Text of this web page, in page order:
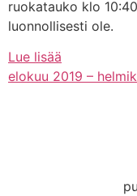
ruokatauko klo
luonnollisesti ole.
Lue lisää
elokuu 2019 –